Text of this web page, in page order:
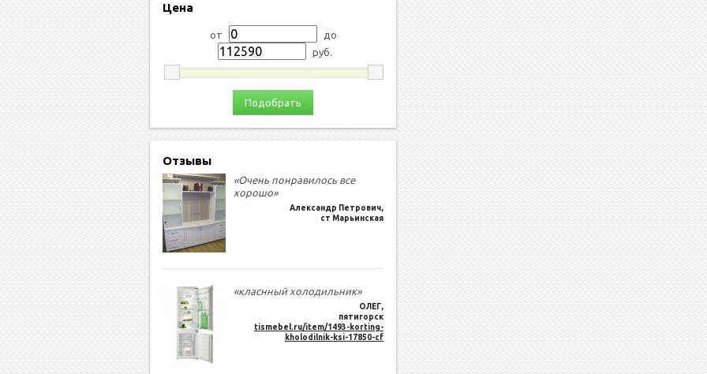
Цена
от
до
руб.
Подобрать
Отзывы
«Очень понравилось все
хорошо»
Александр Петрович,
ст Марьинская
«класнный холодильник»
ОЛЕГ,
пятигорск
tismebel.ru/item/1493-korting-
kholodilnik-ksi-17850-cf